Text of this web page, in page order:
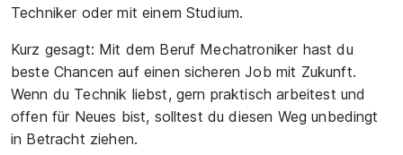
Techniker oder mit einem Studium.
Kurz gesagt: Mit dem Beruf Mechatroniker hast du
beste Chancen auf einen sicheren Job mit Zukunft.
Wenn du Technik liebst, gern praktisch arbeitest und
offen für Neues bist, solltest du diesen Weg unbedingt
in Betracht ziehen.